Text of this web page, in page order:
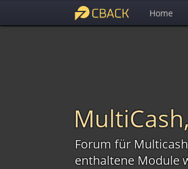
Home
Forum für
enthaltene Module